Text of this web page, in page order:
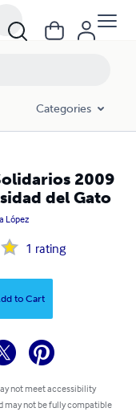
Categories
2009
del Gato
López
1 rating
to Cart
not meet accessibility
may not be fully compatible